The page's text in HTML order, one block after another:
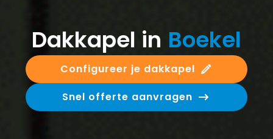
Dakkapel in Boekel
Configureer je dakkapel
Snel offerte aanvragen